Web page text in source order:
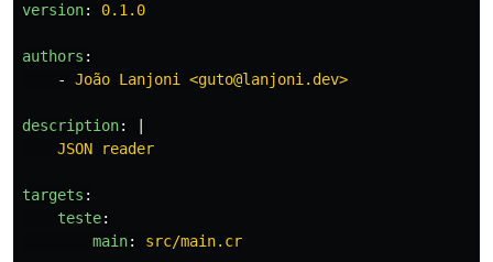
version: 0.1.0
authors :
-
João Lanjoni <guto@lanjoni.dev>
description:
JSON reader
targets :
teste:
main: src/main.cr